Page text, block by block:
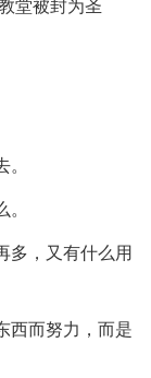
堂被封为圣
多，又有什么用
西而努力，而是